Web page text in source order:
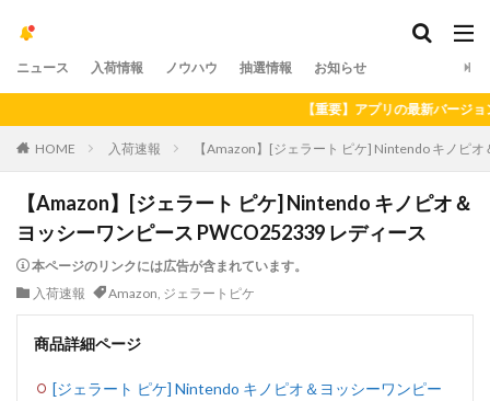
ニュース 入荷情報 ノウハウ 抽選情報 お知らせ
【重要】アプリの最新バージョンへ
HOME 入荷速報 【Amazon】[ジェラート ピケ] Nintendo キノピ
【Amazon】[ジェラート ピケ] Nintendo キノピオ＆
ヨッシーワンピース PWCO252339 レディース
本ページのリンクには広告が含まれています。
入荷速報
Amazon, ジェラートピケ
商品詳細ページ
[ジェラート ピケ] Nintendo キノピオ＆ヨッシーワンピー